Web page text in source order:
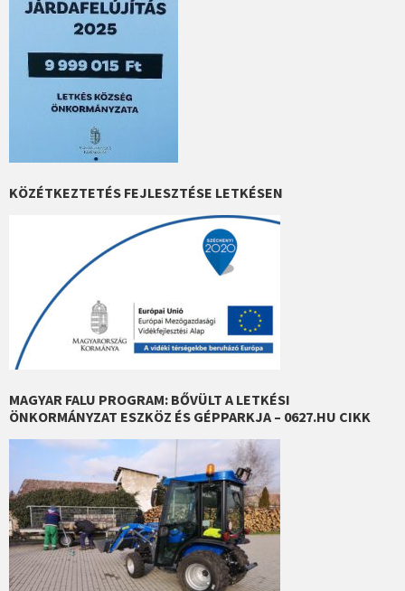
KÖZÉTKEZTETÉS FEJLESZTÉSE LETKÉSEN
MAGYAR FALU PROGRAM: BŐVÜLT A LETKÉSI
ÖNKORMÁNYZAT ESZKÖZ ÉS GÉPPARKJA – 0627.HU CIKK